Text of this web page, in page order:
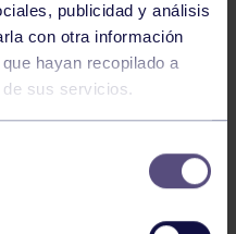
publicidad y análisis
con otra información
hayan recopilado a
sus servicios.
se han
Olimpiadas
pasada semana en
finalizó en quinta